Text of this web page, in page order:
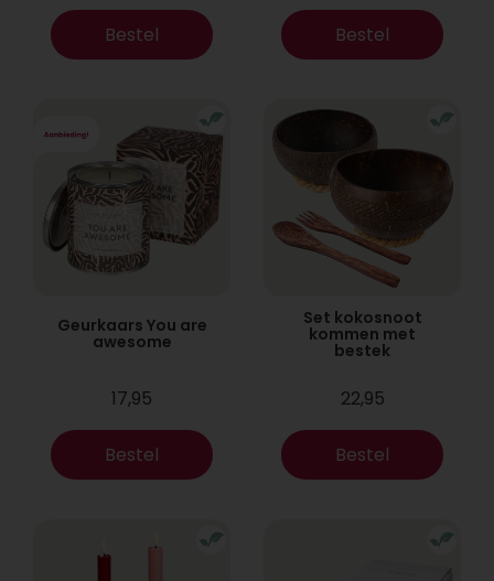
Bestel Bestel
Geurkaars You are
awesome
17,95
Bestel
Set kokosnoot
kommen met
bestek
22,95
Bestel